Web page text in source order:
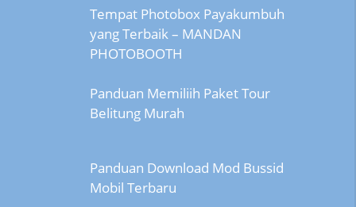
Tempat Photobox Payakumbuh
yang Terbaik – MANDAN
PHOTOBOOTH
Panduan Memiliih Paket Tour
Belitung Murah
Panduan Download Mod Bussid
Mobil Terbaru